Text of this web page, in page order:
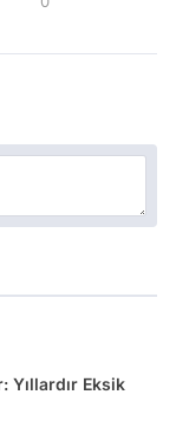
Yıllardır Eksik